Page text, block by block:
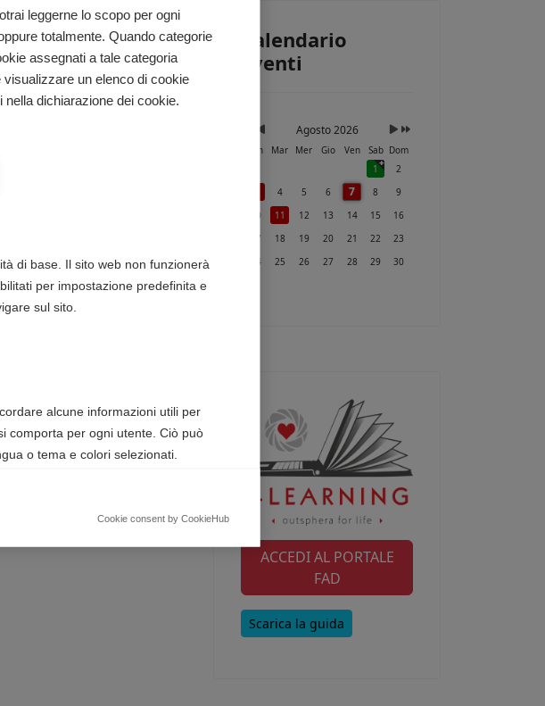
Calendario
Eventi
Agosto 2026
Lun Mar Mer Gio Ven Sab Dom
1
2
4 5 6 7 8
9
10
11 12 13 14 15
16
17
18 19 20 21 22
23
24
25 26 27 28 29
30
ACCEDI AL PORTALE
FAD
Scarica la guida
leggerne lo scopo per ogni
totalmente. Quando categorie
assegnati a tale categoria
un elenco di cookie
dichiarazione dei cookie.
di base. Il sito web non funzionerà
per impostazione predefinita e
sul sito.
alcune informazioni utili per
comporta per ogni utente. Ciò può
o tema e colori selezionati.
web raccogliendo e segnalando
Cookie consent by CookieHub